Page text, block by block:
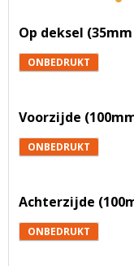
Op deksel
ONBEDRUKT
Voorzijde
ONBEDRUKT
Achterzijde
ONBEDRUKT